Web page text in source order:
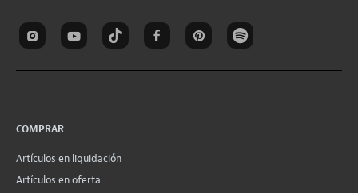
COMPRAR
Artículos en liquidación
Artículos en oferta